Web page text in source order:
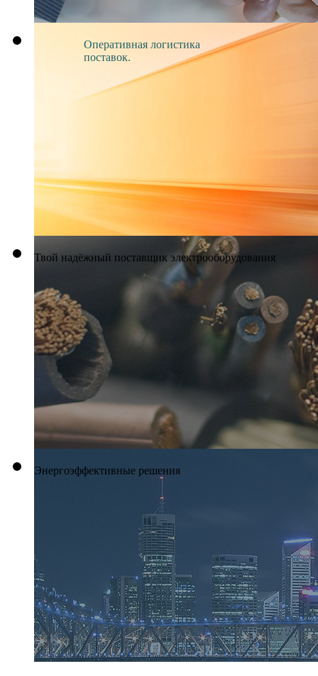
Оперативная логистика
поставок.
Твой надёжный поставщик электрооборудования
Энергоэффективные решения